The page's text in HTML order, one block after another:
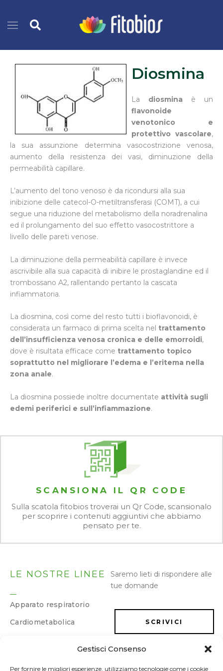
Gestisci Consenso
Per fornire le migliori esperienze, utilizziamo tecnologie come i cookie
contenutoCerca
Diosmina
La diosmina è un
flavonoide
venotonico e
protettivo vascolare,
la sua assunzione determina vasocostrizione venosa,
aumento della resistenza dei vasi, diminuzione della
permeabilità capillare.
L’aumento del tono venoso è da ricondursi alla sua
inibizione delle catecol-O-metiltransferasi (COMT), a cui
segue una riduzione del metabolismo della noradrenalina
ed il prolungamento del suo effetto vasocostrittore a
livello delle pareti venose.
La diminuzione della permeabilità capillare è invece
ascrivibile alla sua capacità di inibire le prostaglandine ed il
trombossano A2, rallentando pertanto la cascata
infiammatoria.
La diosmina, così come del resto tutti i bioflavonoidi, è
considerata un farmaco di prima scelta nel trattamento
dell’insufficienza venosa cronica e delle emorroidi,
dove è risultata efficace come trattamento topico
soprattutto nel migliorare l’edema e l’eritema nella
zona anale.
La diosmina possiede inoltre documentate attività sugli
edemi periferici e sull’infiammazione.
SCANSIONA IL QR CODE
Sulla scatola fitobios troverai un Qr Code, scansionalo
per scoprire i contenuti aggiuntivi che abbiamo
pensato per te.
LE NOSTRE LINEE
Apparato respiratorio
Cardiometabolica
Saremo lieti di rispondere alle
tue domande
SCRIVICI
LAVORA CON NOI